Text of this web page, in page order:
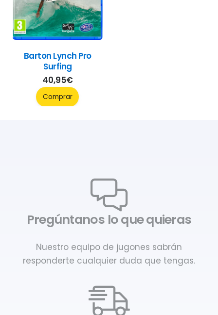
Barton Lynch Pro
Surfing
40,95€
Comprar
Pregúntanos lo que quieras
Nuestro equipo de jugones sabrán
responderte cualquier duda que tengas.